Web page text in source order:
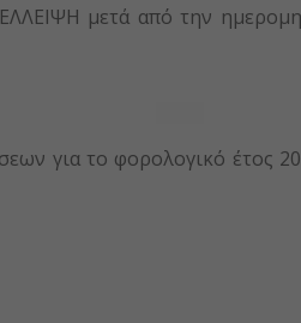
μετά από την
για το φορολογικό έτος